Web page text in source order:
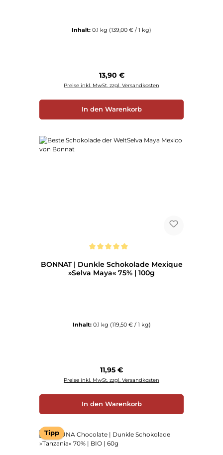
Inhalt: 0.1 kg (139,00 € / 1 kg)
Regulärer Preis:
13,90 €
Preise inkl. MwSt. zzgl. Versandkosten
In den Warenkorb
BONNAT | Dunkle Schokolade Mexique
»Selva Maya« 75% | 100g
Inhalt: 0.1 kg (119,50 € / 1 kg)
Regulärer Preis:
11,95 €
Preise inkl. MwSt. zzgl. Versandkosten
In den Warenkorb
Tipp